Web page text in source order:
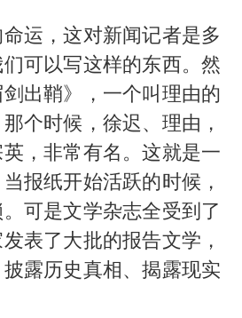
运，这对新闻记者是多
可以写这样的东西。然
出鞘》，一个叫理由的
个时候，徐迟、理由，
，非常有名。这就是一
报纸开始活跃的时候，
可是文学杂志全受到了
表了大批的报告文学，
露历史真相、揭露现实